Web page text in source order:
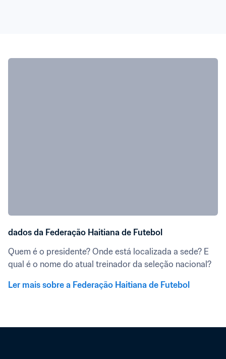
dados da Federação Haitiana de Futebol
Quem é o presidente? Onde está localizada a sede? E
qual é o nome do atual treinador da seleção nacional?
Ler mais sobre a Federação Haitiana de Futebol